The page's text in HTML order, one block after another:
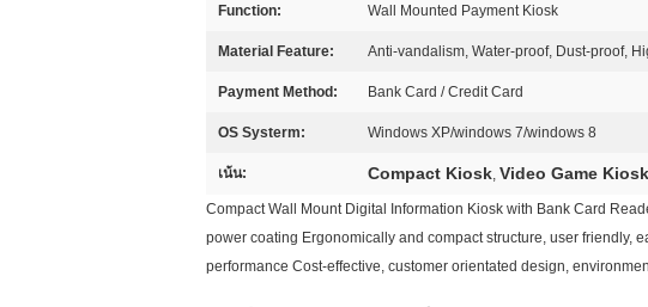
Function: Wall Mounted Payment Kiosk
Material Feature: Anti-vandalism, Water-proof, Dust-proof,
Payment Method: Bank Card / Credit Card
OS Systerm: Windows XP/windows 7/windows 8
เน้น: Compact Kiosk, Video Game Kiosk
Compact Wall Mount Digital Information Kiosk with Bank Card
power coating Ergonomically and compact structure, user friendly,
performance Cost-effective, customer orientated design,